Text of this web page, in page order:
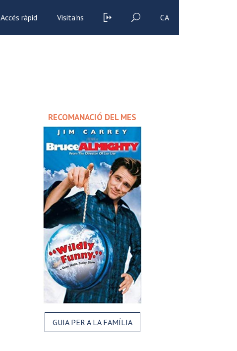
Accés ràpid Visita'ns CA
RECOMANACIÓ DEL MES
GUIA PER A LA FAMÍLIA